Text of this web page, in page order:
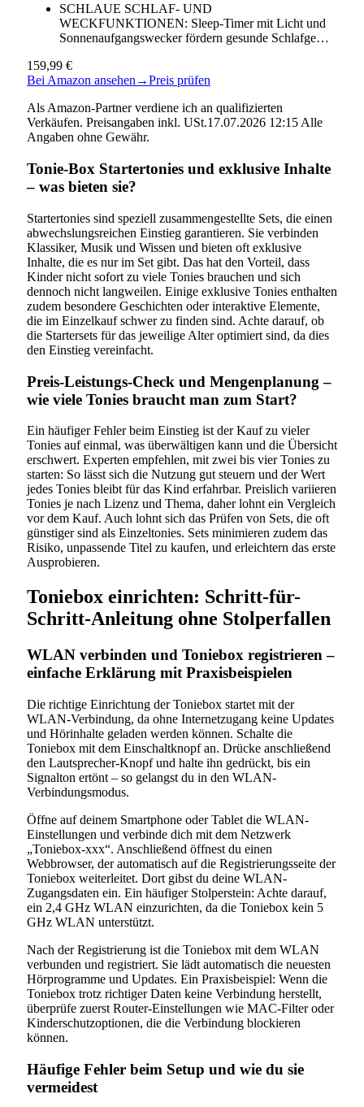
SCHLAUE SCHLAF- UND
WECKFUNKTIONEN: Sleep-Timer mit Licht und
Sonnenaufgangswecker fördern gesunde Schlafge…
159,99 €
Bei Amazon ansehen →Preis prüfen
Als Amazon-Partner verdiene ich an qualifizierten
Verkäufen. Preisangaben inkl. USt.17.07.2026 12:15 Alle
Angaben ohne Gewähr.
Tonie-Box Startertonies und exklusive Inhalte
– was bieten sie?
Startertonies sind speziell zusammengestellte Sets, die einen
abwechslungsreichen Einstieg garantieren. Sie verbinden
Klassiker, Musik und Wissen und bieten oft exklusive
Inhalte, die es nur im Set gibt. Das hat den Vorteil, dass
Kinder nicht sofort zu viele Tonies brauchen und sich
dennoch nicht langweilen. Einige exklusive Tonies enthalten
zudem besondere Geschichten oder interaktive Elemente,
die im Einzelkauf schwer zu finden sind. Achte darauf, ob
die Startersets für das jeweilige Alter optimiert sind, da dies
den Einstieg vereinfacht.
Preis-Leistungs-Check und Mengenplanung –
wie viele Tonies braucht man zum Start?
Ein häufiger Fehler beim Einstieg ist der Kauf zu vieler
Tonies auf einmal, was überwältigen kann und die Übersicht
erschwert. Experten empfehlen, mit zwei bis vier Tonies zu
starten: So lässt sich die Nutzung gut steuern und der Wert
jedes Tonies bleibt für das Kind erfahrbar. Preislich variieren
Tonies je nach Lizenz und Thema, daher lohnt ein Vergleich
vor dem Kauf. Auch lohnt sich das Prüfen von Sets, die oft
günstiger sind als Einzeltonies. Sets minimieren zudem das
Risiko, unpassende Titel zu kaufen, und erleichtern das erste
Ausprobieren.
Toniebox einrichten: Schritt-für-
Schritt-Anleitung ohne Stolperfallen
WLAN verbinden und Toniebox registrieren –
einfache Erklärung mit Praxisbeispielen
Die richtige Einrichtung der Toniebox startet mit der
WLAN-Verbindung, da ohne Internetzugang keine Updates
und Hörinhalte geladen werden können. Schalte die
Toniebox mit dem Einschaltknopf an. Drücke anschließend
den Lautsprecher-Knopf und halte ihn gedrückt, bis ein
Signalton ertönt – so gelangst du in den WLAN-
Verbindungsmodus.
Öffne auf deinem Smartphone oder Tablet die WLAN-
Einstellungen und verbinde dich mit dem Netzwerk
„Toniebox-xxx“. Anschließend öffnest du einen
Webbrowser, der automatisch auf die Registrierungsseite der
Toniebox weiterleitet. Dort gibst du deine WLAN-
Zugangsdaten ein. Ein häufiger Stolperstein: Achte darauf,
ein 2,4 GHz WLAN einzurichten, da die Toniebox kein 5
GHz WLAN unterstützt.
Nach der Registrierung ist die Toniebox mit dem WLAN
verbunden und registriert. Sie lädt automatisch die neuesten
Hörprogramme und Updates. Ein Praxisbeispiel: Wenn die
Toniebox trotz richtiger Daten keine Verbindung herstellt,
überprüfe zuerst Router-Einstellungen wie MAC-Filter oder
Kinderschutzoptionen, die die Verbindung blockieren
können.
Häufige Fehler beim Setup und wie du sie
vermeidest